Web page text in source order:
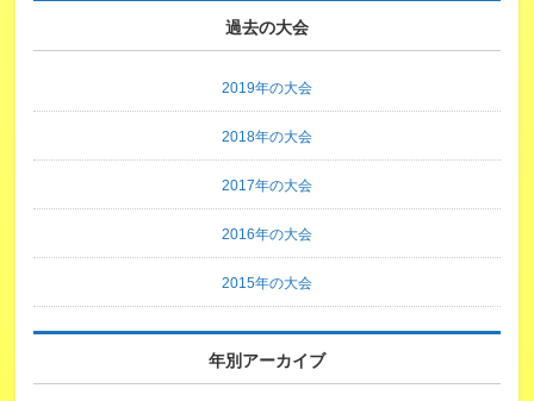
過去の大会
2019年の大会
2018年の大会
2017年の大会
2016年の大会
2015年の大会
年別アーカイブ